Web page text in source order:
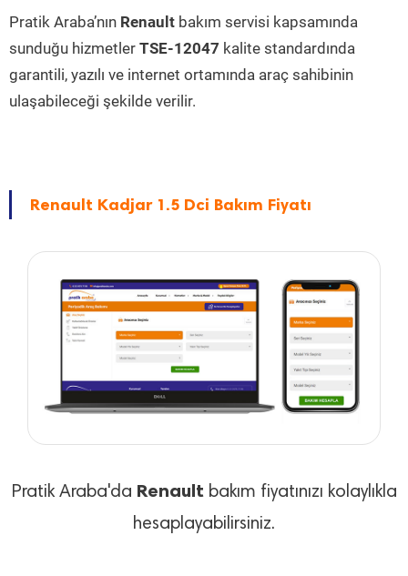
Pratik Araba’nın Renault bakım servisi kapsamında
sunduğu hizmetler TSE-12047 kalite standardında
garantili, yazılı ve internet ortamında araç sahibinin
ulaşabileceği şekilde verilir.
Renault Kadjar 1.5 Dci Bakım Fiyatı
Pratik Araba'da Renaultbakım fiyatınızı kolaylıkla
hesaplayabilirsiniz.